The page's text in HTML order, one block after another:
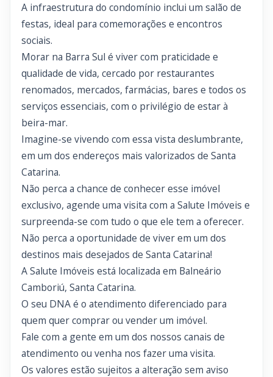
A infraestrutura do condomínio inclui um salão de
festas, ideal para comemorações e encontros
sociais.
Morar na Barra Sul é viver com praticidade e
qualidade de vida, cercado por restaurantes
renomados, mercados, farmácias, bares e todos os
serviços essenciais, com o privilégio de estar à
beira-mar.
Imagine-se vivendo com essa vista deslumbrante,
em um dos endereços mais valorizados de Santa
Catarina.
Não perca a chance de conhecer esse imóvel
exclusivo, agende uma visita com a Salute Imóveis e
surpreenda-se com tudo o que ele tem a oferecer.
Não perca a oportunidade de viver em um dos
destinos mais desejados de Santa Catarina!
A Salute Imóveis está localizada em Balneário
Camboriú, Santa Catarina.
O seu DNA é o atendimento diferenciado para
quem quer comprar ou vender um imóvel.
Fale com a gente em um dos nossos canais de
atendimento ou venha nos fazer uma visita.
Os valores estão sujeitos a alteração sem aviso